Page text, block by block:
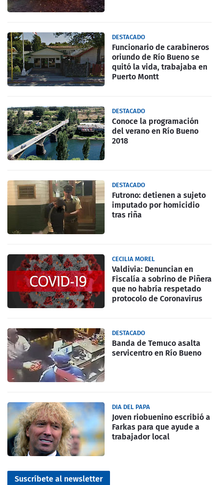
DESTACADO
Funcionario de carabineros
oriundo de Río Bueno se
quitó la vida, trabajaba en
Puerto Montt
DESTACADO
Conoce la programación
del verano en Río Bueno
2018
DESTACADO
Futrono: detienen a sujeto
imputado por homicidio
tras riña
CECILIA MOREL
Valdivia: Denuncian en
Fiscalía a sobrino de Piñera
que no habría respetado
protocolo de Coronavirus
DESTACADO
Banda de Temuco asalta
servicentro en Río Bueno
DIA DEL PAPA
Joven riobuenino escribió a
Farkas para que ayude a
trabajador local
Suscríbete al newsletter